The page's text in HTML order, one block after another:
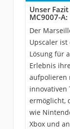
Unser
MC9007-A:
Der
Upscaler
Lösung für
Erlebnis
aufpolieren
innovativen
ermöglicht,
wie
Xbox und